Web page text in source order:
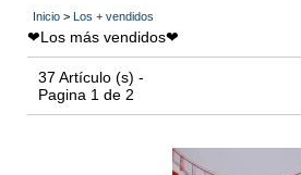
Inicio > Los + vendidos
❤Los más vendidos❤
37 Artículo (s) -
Pagina 1 de 2